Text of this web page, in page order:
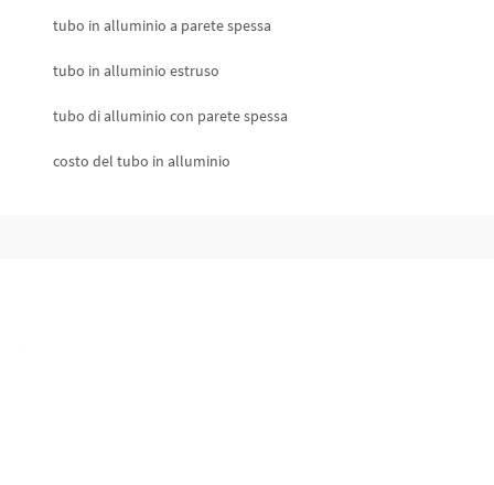
tubo in alluminio a parete spessa
tubo in alluminio estruso
tubo di alluminio con parete spessa
costo del tubo in alluminio